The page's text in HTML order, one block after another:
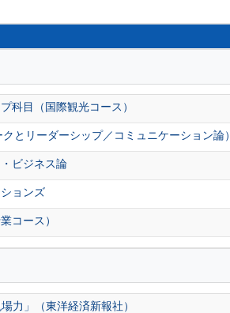
科目（国際観光コース）
とリーダーシップ／コミュニケーション論）
ビジネス論
ョンズ
コース）
力」（東洋経済新報社）